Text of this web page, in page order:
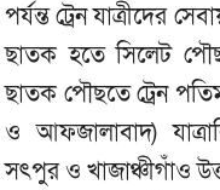
পর্যন্ত ট্রেন যাত্রীদের
ছাতক হতে সিলেট
ছাতক পৌছতে ট্রেন
ও আফজালাবাদ)
সৎপুর ও খাজাঞ্চীগাঁও